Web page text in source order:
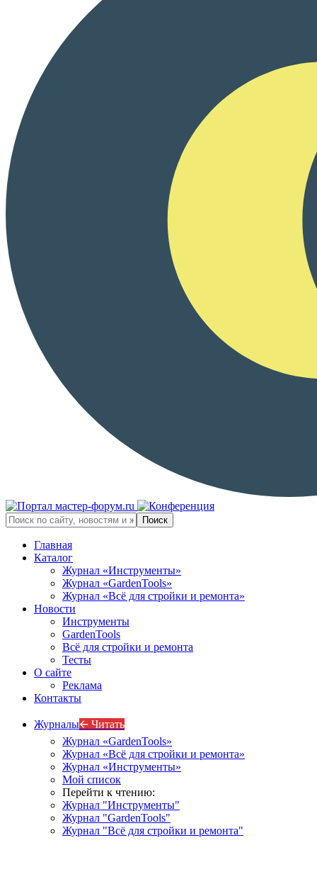
Главная
Каталог
Журнал «Инструменты»
Журнал «GardenTools»
Журнал «Всё для стройки и ремонта»
Новости
Инструменты
GardenTools
Всё для стройки и ремонта
Тесты
О сайте
Реклама
Контакты
Журналы🡨 Читать
Журнал «GardenTools»
Журнал «Всё для стройки и ремонта»
Журнал «Инструменты»
Мой список
Перейти к чтению:
Журнал "Инструменты"
Журнал "GardenTools"
Журнал "Всё для стройки и ремонта"